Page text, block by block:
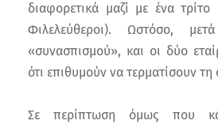
διαφορετικά μαζί με ένα
Φιλελεύθεροι). Ωστόσο,
«συνασπισμού», και οι δύο
ότι επιθυμούν να τερματίσουν τη
Σε περίπτωση όμως που